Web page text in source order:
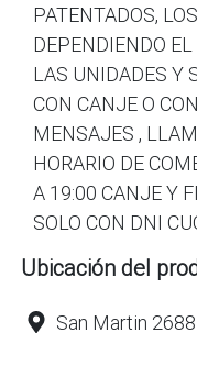
PATENTADOS,
DEPENDIENDO
LAS UNIDADES Y
CON CANJE O
MENSAJES ,
HORARIO DE
A 19:00 CANJE Y
SOLO CON DNI
Ubicación del
San Martin